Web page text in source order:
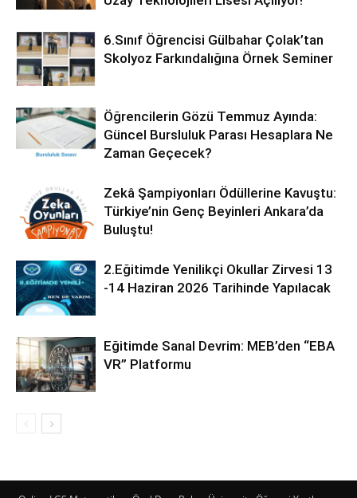
6.Sınıf Öğrencisi Gülbahar Çolak’tan
Skolyoz Farkındalığına Örnek Seminer
Öğrencilerin Gözü Temmuz Ayında:
Güncel Bursluluk Parası Hesaplara Ne
Zaman Geçecek?
Zekâ Şampiyonları Ödüllerine Kavuştu:
Türkiye’nin Genç Beyinleri Ankara’da
Buluştu!
2.Eğitimde Yenilikçi Okullar Zirvesi 13
-14 Haziran 2026 Tarihinde Yapılacak
Eğitimde Sanal Devrim: MEB’den “EBA
VR” Platformu